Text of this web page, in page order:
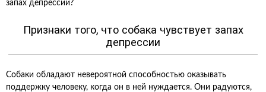
запах депрессии?
Признаки того, что собака чувствует запах
депрессии
Собаки обладают невероятной способностью оказывать
поддержку человеку, когда он в ней нуждается. Они радуются,